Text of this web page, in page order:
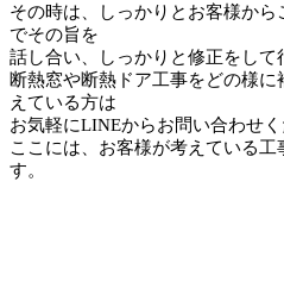
その時は、しっかりとお客様か
でその旨を
話し合い、しっかりと修正をして
断熱窓や断熱ドア工事をどの様
えている方は
お気軽にLINEからお問い合わせく
ここには、お客様が考えている工
す。